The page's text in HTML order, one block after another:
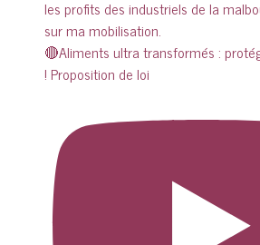
🔴Aliments ultra transformés :
! Proposition de loi